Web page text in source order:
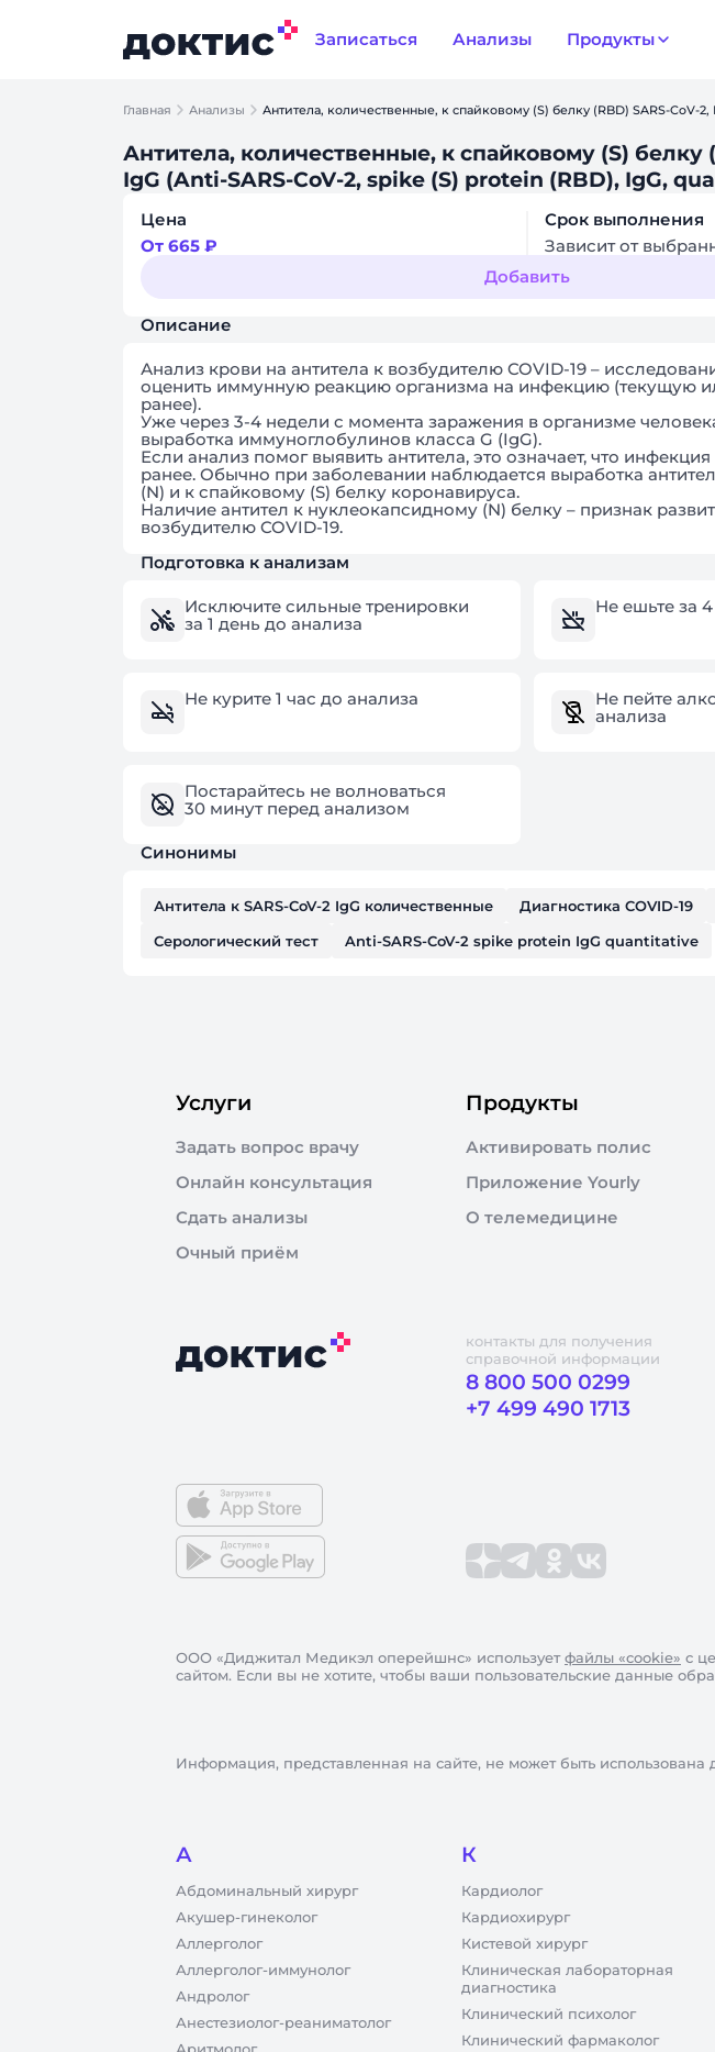
Записаться Анализы Продукты
Главная Анализы Антитела, количественные, к спайковому (S) белку (RBD) SARS-
Антитела, количественные, к спайковому (S) белку
IgG (Anti-SARS-CoV-2, spike (S) protein (RBD), IgG,
Цена
От 665 ₽
Срок выполнения
Зависит от
Добавить
Описание
Анализ крови на антитела к возбудителю COVID-19 –
оценить иммунную реакцию организма на инфекцию (текущую
ранее).
Уже через 3-4 недели с момента заражения в организме
выработка иммуноглобулинов класса G (IgG).
Если анализ помог выявить антитела, это означает, что
ранее. Обычно при заболевании наблюдается выработка
(N) и к спайковому (S) белку коронавируса.
Наличие антител к нуклеокапсидному (N) белку – признак
возбудителю COVID-19.
Подготовка к анализам
Исключите сильные тренировки
за 1 день до анализа
Не ешьте за
Не курите 1 час до анализа
Не пейте
анализа
Постарайтесь не волноваться
30 минут перед анализом
Синонимы
Антитела к SARS-CoV-2 IgG количественные Диагностика COVID-19
Серологический тест
Anti-SARS-CoV-2 spike protein IgG quantitative
Услуги
Задать вопрос врачу
Онлайн консультация
Сдать анализы
Очный приём
Продукты
Активировать полис
Приложение Yourly
О телемедицине
контакты для получения
справочной информации
8 800 500 0299
+7 499 490 1713
ООО «Диджитал Медикэл оперейшнс» используетфайлы «cookie» с
сайтом. Если вы не хотите, чтобы ваши пользовательские данные
Информация, представленная на сайте, не может быть использована
А
Абдоминальный хирург
Акушер-гинеколог
Аллерголог
Аллерголог-иммунолог
Андролог
Анестезиолог-реаниматолог
К
Кардиолог
Кардиохирург
Кистевой хирург
Клиническая лабораторная
диагностика
Клинический психолог
Клинический фармаколог